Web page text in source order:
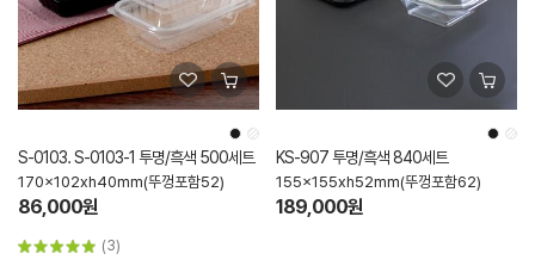
S-0103. S-0103-1 투명/흑색 500세트
170x102xh40mm(뚜껑포함52)
86,000원
(3)
KS-907 투명/흑색 840세트
155x155xh52mm(뚜껑포함62)
189,000원